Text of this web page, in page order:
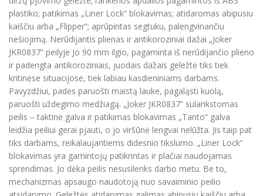
plastiko; patikimas „Liner Lock“ blokavimas; atidaromas abipusiu
kaiščiu arba „Flipper“; aprūpintas segtuku, palengvinančiu
nešiojimą. Nerūdijantis plienas ir antikoroziniai dažai „Joker
JKR0837“ peilyje Jo 90 mm ilgio, pagaminta iš nerūdijančio plieno
ir padengta antikoroziniais, juodais dažais geležtė tiks tiek
kritinėse situacijose, tiek labiau kasdieniniams darbams.
Pavyzdžiui, padės paruošti maistą lauke, pagaląsti kuolą,
paruošti uždegimo medžiagą. „Joker JKR0837“ sulankstomas
peilis – taktinė galva ir patikimas blokavimas „Tanto“ galva
leidžia peiliui gerai pjauti, o jo viršūnė lengvai nelūžta. Jis taip pat
tiks darbams, reikalaujantiems didesnio tikslumo. „Liner Lock“
blokavimas yra gamintojų patikrintas ir plačiai naudojamas
sprendimas. Jo dėka peilis nesusilenks darbo metu. Be to,
mechanizmas apsaugo naudotoją nuo savaiminio peilio